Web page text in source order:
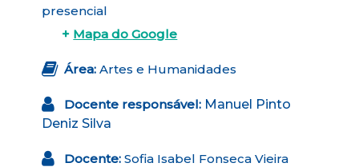
presencial
+ Mapa do Google
Área: Artes e Humanidades
Docente responsável: Manuel Pinto
Deniz Silva
Docente: Sofia Isabel Fonseca Vieira